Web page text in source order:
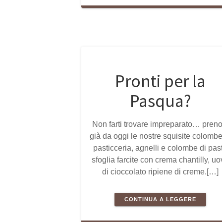
Pronti per la
Pasqua?
Non farti trovare impreparato…
già da oggi le nostre squisite
pasticceria, agnelli e colombe di
sfoglia farcite con crema chantilly,
di cioccolato ripiene di creme.[…]
CONTINUA A LEGGERE